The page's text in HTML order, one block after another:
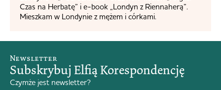
Czas na Herbatę” i e-book „Londyn z Riennaherą”.
Mieszkam w Londynie z mężem i córkami.
Newsletter
Subskrybuj Elfią Korespondencję
Czymże jest newsletter?